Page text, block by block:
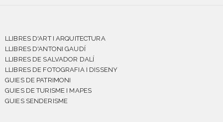
LLIBRES D'ART I ARQUITECTURA
LLIBRES D'ANTONI GAUDÍ
LLIBRES DE SALVADOR DALÍ
LLIBRES DE FOTOGRAFIA I DISSENY
GUIES DE PATRIMONI
GUIES DE TURISME I MAPES
GUIES SENDERISME